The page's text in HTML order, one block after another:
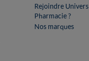
Rejoindre Univers
Pharmacie ?
Nos marques